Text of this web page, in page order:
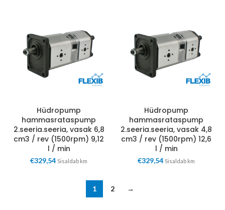
Hüdropump
hammasrataspump
2.seeria.seeria, vasak 6,8
cm3 / rev (1500rpm) 9,12
l / min
€329,54 Sisaldab km
Hüdropump
hammasrataspump
2.seeria.seeria, vasak 4,8
cm3 / rev (1500rpm) 12,6
l / min
€329,54 Sisaldab km
1 2 →